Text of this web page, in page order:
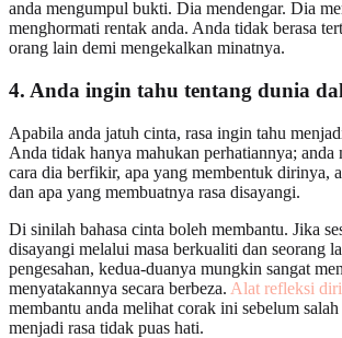
anda mengumpul bukti. Dia mendengar. Dia
menghormati rentak anda. Anda tidak berasa
orang lain demi mengekalkan minatnya.
4. Anda ingin tahu tentang dunia
Apabila anda jatuh cinta, rasa ingin tahu
Anda tidak hanya mahukan perhatiannya; anda
cara dia berfikir, apa yang membentuk dirinya,
dan apa yang membuatnya rasa disayangi.
Di sinilah bahasa cinta boleh membantu. Jika
disayangi melalui masa berkualiti dan seorang
pengesahan, kedua-duanya mungkin sangat
menyatakannya secara berbeza. Alat refleksi diri
membantu anda melihat corak ini sebelum
menjadi rasa tidak puas hati.